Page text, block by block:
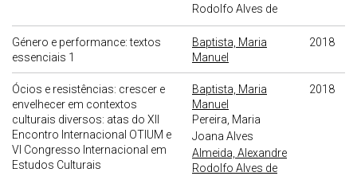
Rodolfo Alves de
Género e performance: textos
essenciais 1
Baptista, Maria
Manuel
2018
Ócios e resistências: crescer e
envelhecer em contextos
culturais diversos: atas do XII
Encontro Internacional OTIUM e
VI Congresso Internacional em
Estudos Culturais
Baptista, Maria
Manuel
Pereira, Maria
Joana Alves
Almeida, Alexandre
Rodolfo Alves de
2018